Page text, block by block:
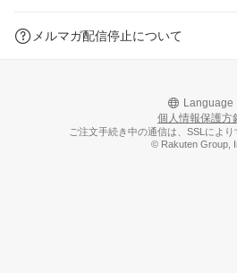
メルマガ配信停止について
Language
個人情報保護方
ご注文手続き中の通信は、SSLによ
© Rakuten Group,